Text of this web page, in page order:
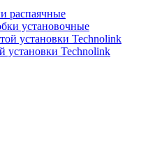
распаячные
установочные
установки Technolink